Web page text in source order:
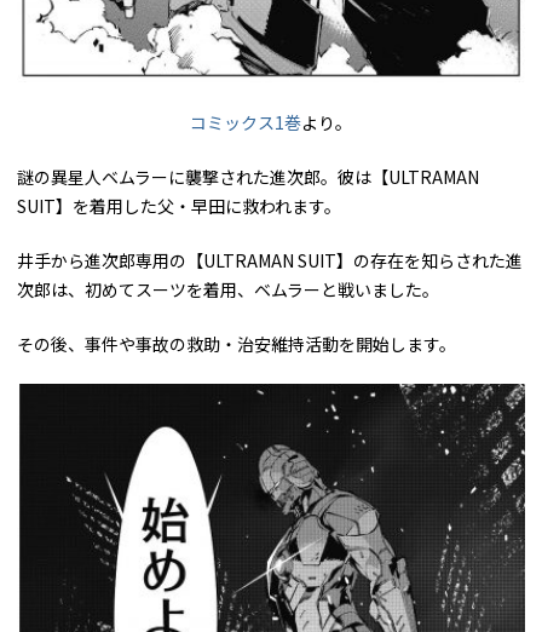
コミックス1巻より。
謎の異星人ベムラーに襲撃された進次郎。彼は【ULTRAMAN
SUIT】を着用した父・早田に救われます。
井手から進次郎専用の【ULTRAMAN SUIT】の存在を知らされた進
次郎は、初めてスーツを着用、ベムラーと戦いました。
その後、事件や事故の救助・治安維持活動を開始します。